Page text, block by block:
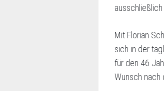
Mit Florian
sich in der
für den 46
Wunsch nach